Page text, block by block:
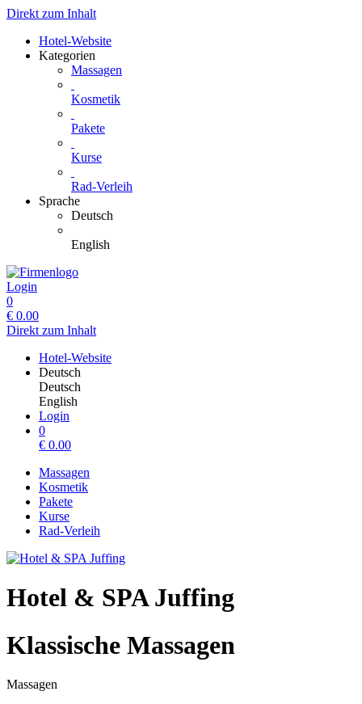
Direkt zum Inhalt
Hotel-Website
Kategorien
Massagen
Kosmetik
Pakete
Kurse
Rad-Verleih
Sprache
Deutsch
English
Login
0
€ 0.00
Direkt zum Inhalt
Hotel-Website
Deutsch
Deutsch
English
Login
0
€ 0.00
Massagen
Kosmetik
Pakete
Kurse
Rad-Verleih
Hotel & SPA Juffing
Klassische Massagen
Massagen